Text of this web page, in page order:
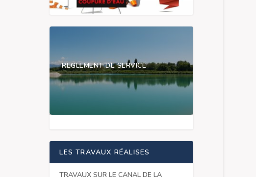
REGLEMENT DE SERVICE
LES TRAVAUX RÉALISES
TRAVAUX SUR LE CANAL DE LA